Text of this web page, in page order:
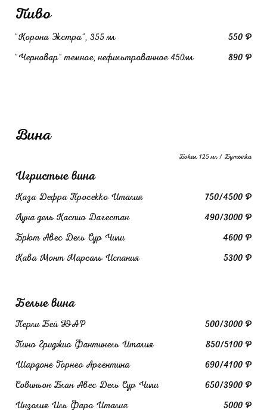
Пиво
"Корона Экстра", 355 мл
550 ₽
"Черновар" темное, нефильтрованное 450мл
890 ₽
Вина
Бокал 125 мл / Бутылка
Игристые вина
Каза Дефра Просекко Италия
750/4500 ₽
Луна дель Каспио Дагестан
490/3000 ₽
Брют Авес Дель Сур Чили
4600 ₽
Кава Монт Марсаль Испания
5300 ₽
Белые вина
Перли Бей ЮАР
500/3000 ₽
Пино Гриджио Фантинель Италия
850/5100 ₽
Шардоне Торнео Аргентина
690/4100 ₽
Совиньон Блан Авес Дель Сур Чили
650/3900 ₽
Инзолия Иль Фаро Италия
5000 ₽